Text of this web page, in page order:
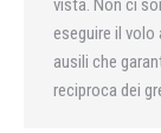
vista. Non ci
eseguire il volo
ausili che
reciproca dei